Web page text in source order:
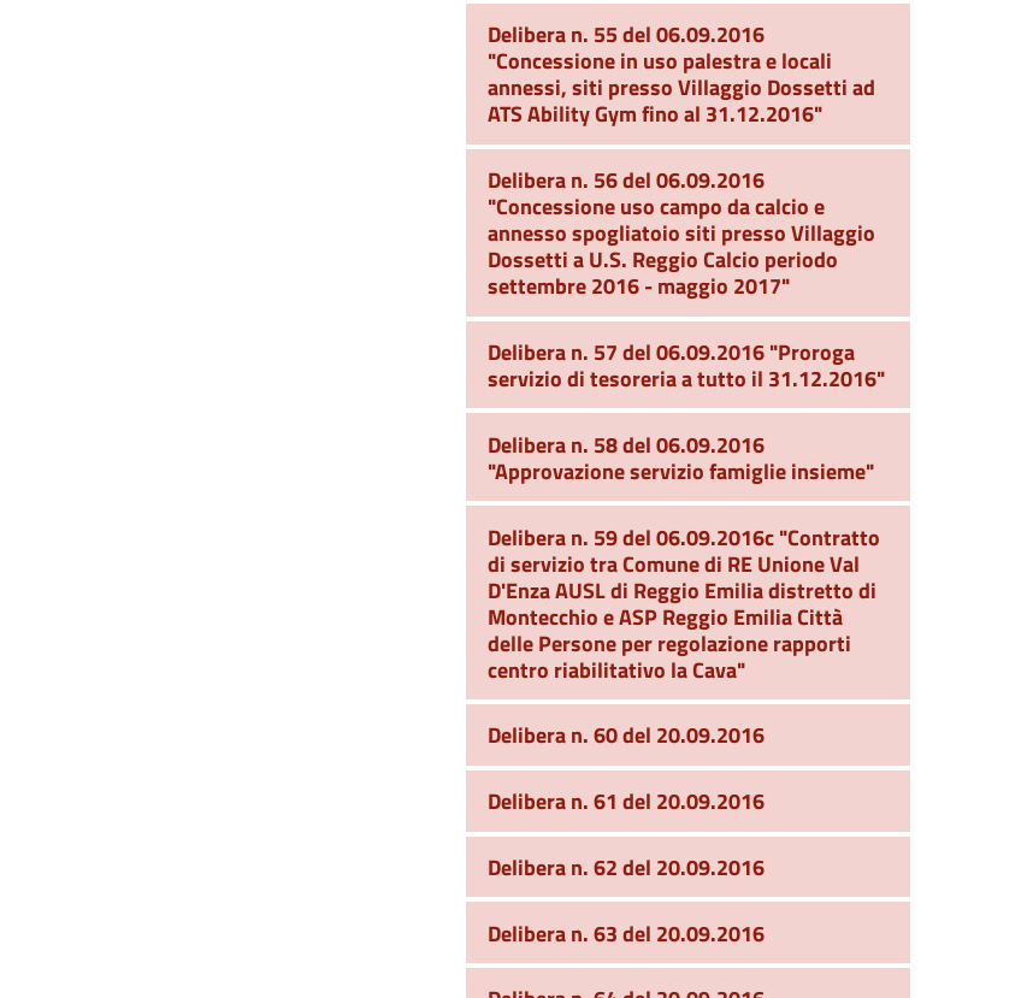
Delibera n. 55 del 06.09.2016
"Concessione in uso palestra e locali
annessi, siti presso Villaggio Dossetti ad
ATS Ability Gym fino al 31.12.2016"
Delibera n. 56 del 06.09.2016
"Concessione uso campo da calcio e
annesso spogliatoio siti presso Villaggio
Dossetti a U.S. Reggio Calcio periodo
settembre 2016 - maggio 2017"
Delibera n. 57 del 06.09.2016 "Proroga
servizio di tesoreria a tutto il 31.12.2016"
Delibera n. 58 del 06.09.2016
"Approvazione servizio famiglie insieme"
Delibera n. 59 del 06.09.2016c "Contratto
di servizio tra Comune di RE Unione Val
D'Enza AUSL di Reggio Emilia distretto di
Montecchio e ASP Reggio Emilia Città
delle Persone per regolazione rapporti
centro riabilitativo la Cava"
Delibera n. 60 del 20.09.2016
Delibera n. 61 del 20.09.2016
Delibera n. 62 del 20.09.2016
Delibera n. 63 del 20.09.2016